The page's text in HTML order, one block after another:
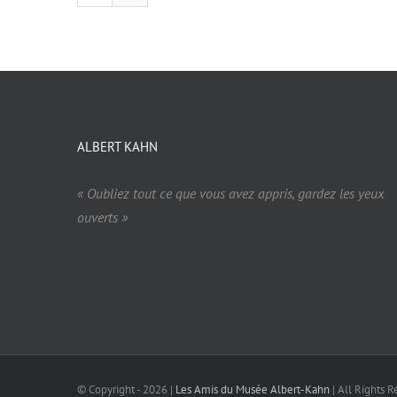
ALBERT KAHN
« Oubliez tout ce que vous avez appris, gardez les yeux
ouverts »
© Copyright - 2026 | Les Amis du Musée Albert-Kahn | All Rights